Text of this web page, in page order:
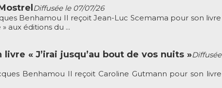
Diffusée le 07/07/26
Benhamou Il reçoit Jean-Luc Scemama pour son livre
aux éditions du ...
« J’irai jusqu’au bout de vos nuits »Diffusée
Benhamou Il reçoit Caroline Gutmann pour son livre